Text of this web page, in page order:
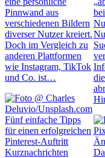
Pinnwand aus
verschiedenen Bildern
diverser Nutzer kreiert.
Doch im Vergleich zu
anderen Plattformen
wie Instagram, TikTok
und Co. ist…
Fünf einfache Tipps
für einen erfolgreichen
Pinterest-Auftritt
Kurznachrichten